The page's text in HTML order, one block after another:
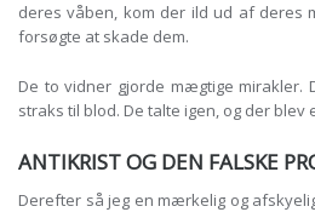
deres våben, kom der ild ud af deres
forsøgte at skade dem.
De to vidner gjorde mægtige mirakler.
straks til blod. De talte igen, og der blev
ANTIKRIST OG DEN FALSKE
Derefter så jeg en mærkelig og